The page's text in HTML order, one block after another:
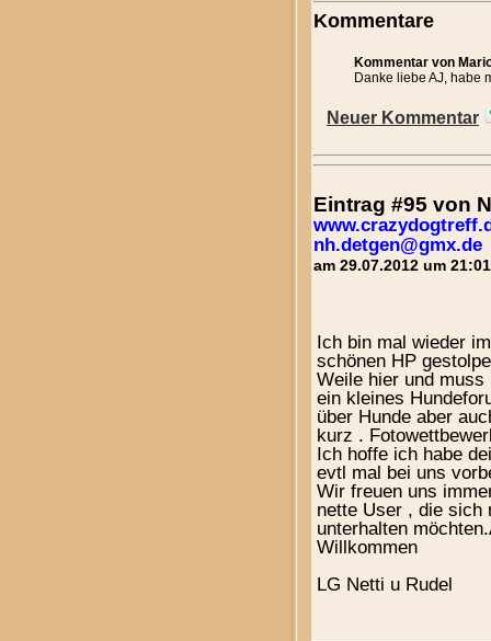
Kommentare
Kommentar von
Danke liebe AJ, habe
Neuer Kommentar
Eintrag #95 von
nh.detgen@gmx.de
am 29.07.2012 um
Ich bin mal wieder
schönen HP
Weile hier und
ein kleines
über Hunde aber
kurz .
Ich hoffe ich habe
evtl mal bei uns
Wir freuen uns
nette User , die sich
unterhalten
Willkommen
LG Netti u Rudel